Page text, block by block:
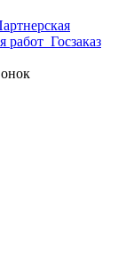
работ Госзаказ